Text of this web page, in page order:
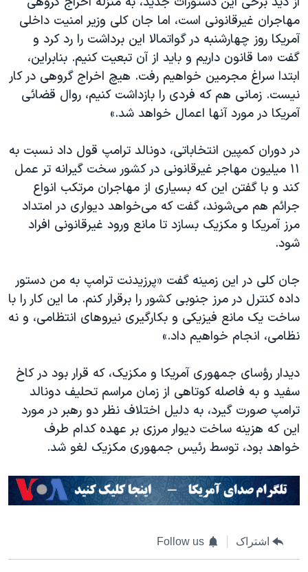
مهاجران غیرقانونی است، اما جان کلی وزیر امنیت داخلی
آمریکا روز چهارشنبه در گواتمالا این برداشت را رد کرد و
گفت «ما قانون داریم و باید از آن تبعیت کنیم. بنابراین،
ابتدا سراغ مجرمین خواهیم رفت. هیچ اخراج گروهی در کار
نیست. زمانی هم که فردی را بازداشت کنیم، روال قضائی
آمریکا در مورد آنها اعمال خواهد شد.»
در دوران کمپین انتخاباتی، دونالد ترامپ قول داد نسبت به
۱۱ میلیون مهاجر غیرقانونی در کشور سخت گیرانه تر عمل
کند و با گفتن این که بسیاری از مهاجران مرتکب انواع
جرائم هم می‌شوند، گفت که می‌خواهد دیواری در امتداد
مرز آمریکا و مکزیک بسازد تا مانع ورود غیرقانونی افراد
شود.
جان کلی در این زمینه گفت «پرزیدنت ترامپ به من دستور
داده کنترل در مرز جنوبی کشور را برقرار کنم. ما این کار را با
ساخت یک مانع فیزیکی و بکارگیری نیروهای انتظامی، و نه
نظامی، انجام خواهیم داد.»
دیدار رؤسای جمهوریآمریکا و مکزیک، که قرار بود در کاخ
سفید و به فاصله کوتاهی از زمان مراسم تحلیف دونالد
ترامپ صورت گیرد، به دلیل اختلاف نظر دو رهبر در مورد
این که هزینه ساخت دیوار مرزی بر عهده کدام طرف
خواهد بود، توسط رئیس جمهوری مکزیک لغو شد.
اشتراک Follow us